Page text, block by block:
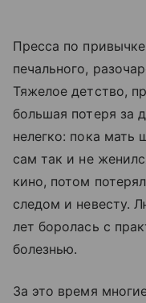
Пресса по
печального,
Тяжелое детство,
большая потеря за
нелегко: пока мать
сам так и не
кино, потом
следом и невесту.
лет боролась с
болезнью.
За это время